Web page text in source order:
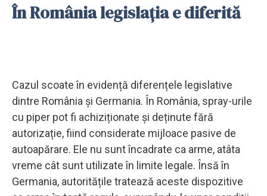
În România legislația e diferită
Cazul scoate în evidență diferențele legislative
dintre România și Germania. În România, spray-urile
cu piper pot fi achiziționate și deținute fără
autorizație, fiind considerate mijloace pasive de
autoapărare. Ele nu sunt încadrate ca arme, atâta
vreme cât sunt utilizate în limite legale. Însă în
Germania, autoritățile tratează aceste dispozitive